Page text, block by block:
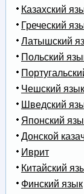
Казахский
Греческий
Латышский
Польский
Чешский язык
Шведский
Японский
Донской
Иврит
Китайский
Финский язык